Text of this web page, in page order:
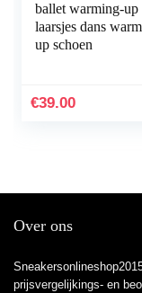
ballet warming-up
laarsjes dans
up schoen
€39.00
Over ons
prijsvergelijkings- en